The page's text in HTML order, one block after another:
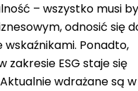
– wszystko musi
odnosić się
Ponadto,
zakresie ESG staje się
wdrażane są